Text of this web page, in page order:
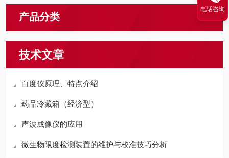
产品分类
技术文章
白度仪原理、特点介绍
药品冷藏箱（经济型）
声波成像仪的应用
微生物限度检测装置的维护与校准技巧分析
电话咨询